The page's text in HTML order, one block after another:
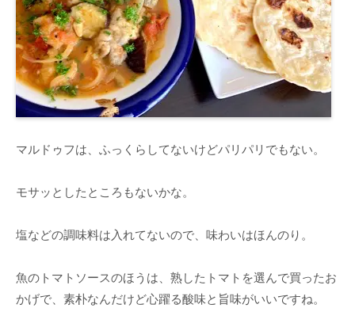
マルドゥフは、ふっくらしてないけどパリパリでもない。
モサッとしたところもないかな。
塩などの調味料は入れてないので、味わいはほんのり。
魚のトマトソースのほうは、熟したトマトを選んで買ったお
かげで、素朴なんだけど心躍る酸味と旨味がいいですね。